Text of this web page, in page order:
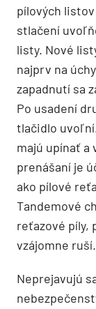
pílových
stlačení
listy. Nové
najprv na
zapadnutí sa
Po usadení
tlačidlo
majú upínať a
prenášaní je
ako pílové
Tandemové
reťazové píly,
vzájomne ruší.
Neprejavujú